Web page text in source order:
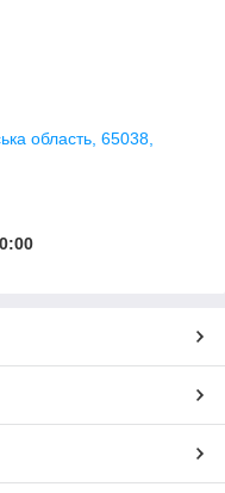
область, 65038,